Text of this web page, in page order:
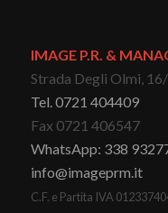
IMAGE P.R. &
Strada Degli Olmi,
Tel. 0721 404409
Fax 0721 406547
WhatsApp: 338
info@imageprm.it
C.F. e Partita IVA